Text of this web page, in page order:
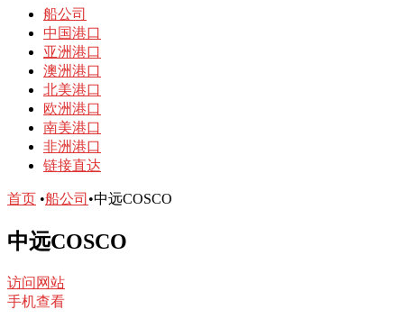
船公司
中国港口
亚洲港口
澳洲港口
北美港口
欧洲港口
南美港口
非洲港口
链接直达
首页 •船公司 •中远COSCO
中远COSCO
访问网站
手机查看